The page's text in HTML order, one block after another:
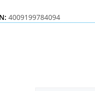
4009199784094